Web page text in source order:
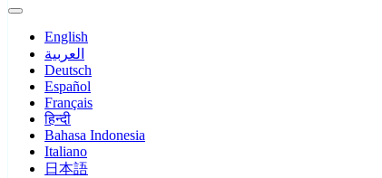
English
العربية
Deutsch
Español
Français
हिन्दी
Bahasa Indonesia
Italiano
日本語